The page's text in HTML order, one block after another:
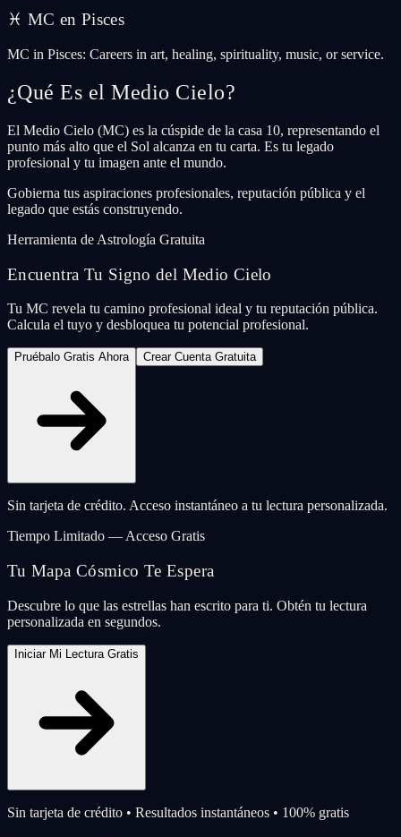
♓ MC en Pisces
MC in Pisces: Careers in art, healing, spirituality, music, or service.
¿Qué Es el Medio Cielo?
El Medio Cielo (MC) es la cúspide de la casa 10, representando el
punto más alto que el Sol alcanza en tu carta. Es tu legado
profesional y tu imagen ante el mundo.
Gobierna tus aspiraciones profesionales, reputación pública y el
legado que estás construyendo.
Herramienta de Astrología Gratuita
Encuentra Tu Signo del Medio Cielo
Tu MC revela tu camino profesional ideal y tu reputación pública.
Calcula el tuyo y desbloquea tu potencial profesional.
Pruébalo Gratis Ahora Crear Cuenta Gratuita
Sin tarjeta de crédito. Acceso instantáneo a tu lectura personalizada.
Tiempo Limitado — Acceso Gratis
Tu Mapa Cósmico Te Espera
Descubre lo que las estrellas han escrito para ti. Obtén tu lectura
personalizada en segundos.
Iniciar Mi Lectura Gratis
Sin tarjeta de crédito • Resultados instantáneos • 100% gratis